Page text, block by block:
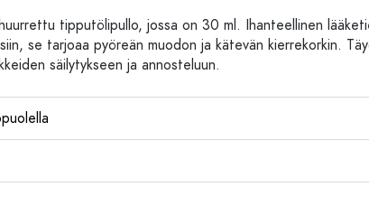
tipputölipullo, jossa on 30 ml. Ihanteellinen
se tarjoaa pyöreän muodon ja kätevän kierrekorkin.
säilytykseen ja annosteluun.